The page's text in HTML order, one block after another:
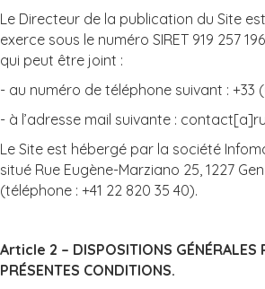
Le Directeur de la publication du Site est
exerce sous le numéro SIRET 919 257
qui peut être joint :
- au numéro de téléphone suivant : +33
- à l’adresse mail suivante :
Le Site est hébergé par la société
situé Rue Eugène-Marziano 25, 1227
(téléphone : +41 22 820 35 40).
Article 2 – DISPOSITIONS GÉNÉRALES
PRÉSENTES CONDITIONS.